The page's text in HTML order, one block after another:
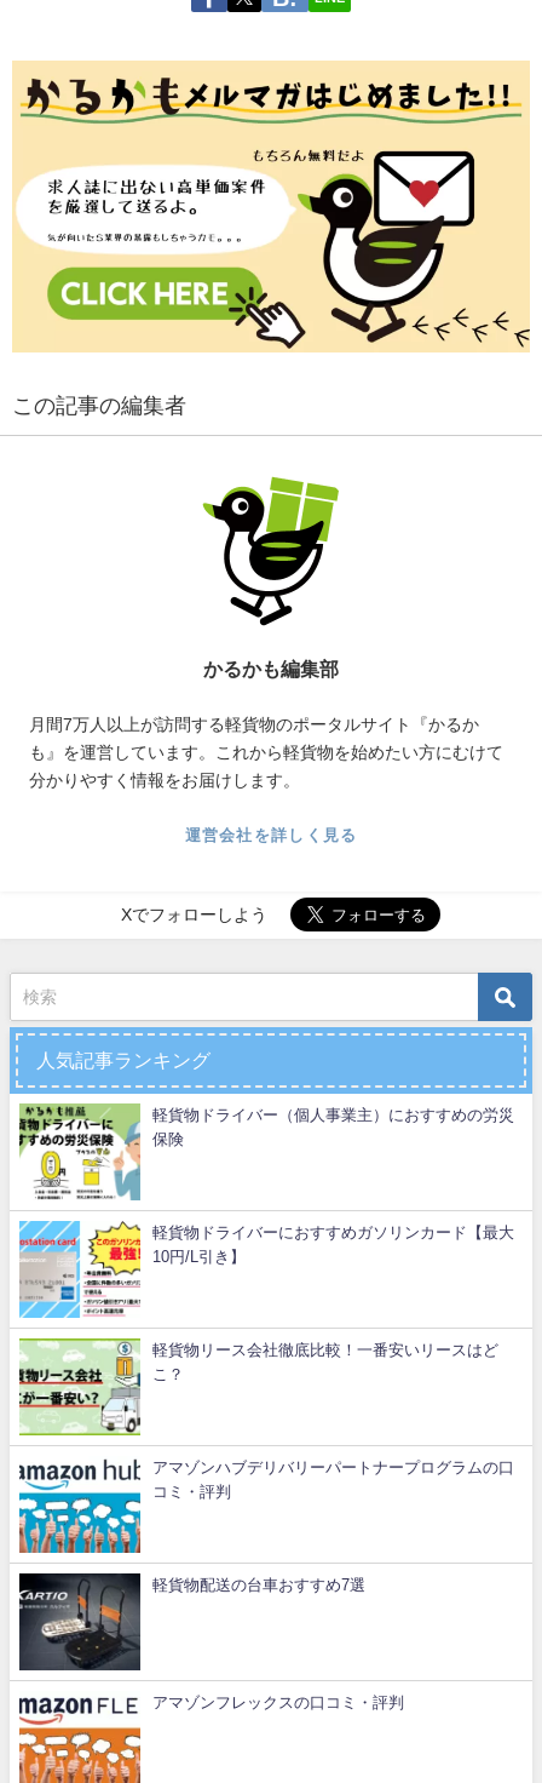
この記事の編集者
かるかも編集部
月間7万人以上が訪問する軽貨物のポータルサイト『かるか
も』を運営しています。これから軽貨物を始めたい方にむけて
分かりやすく情報をお届けします。
運営会社を詳しく見る
Xでフォローしよう
人気記事ランキング
軽貨物ドライバー（個人事業主）におすすめの労災
保険
軽貨物ドライバーにおすすめガソリンカード【最大
10円/L引き】
軽貨物リース会社徹底比較！一番安いリースはど
こ？
アマゾンハブデリバリーパートナープログラムの口
コミ・評判
軽貨物配送の台車おすすめ7選
アマゾンフレックスの口コミ・評判